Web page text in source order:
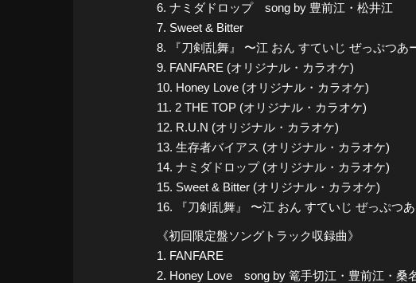
6. ナミダドロップ song by 豊前江・松井江
7. Sweet & Bitter
8. 『刀剣乱舞』 〜江 おん すていじ ぜっぷつあ
9. FANFARE (オリジナル・カラオケ)
10. Honey Love (オリジナル・カラオケ)
11. 2 THE TOP (オリジナル・カラオケ)
12. R.U.N (オリジナル・カラオケ)
13. 生存者バイアス (オリジナル・カラオケ)
14. ナミダドロップ (オリジナル・カラオケ)
15. Sweet & Bitter (オリジナル・カラオケ)
16. 『刀剣乱舞』 〜江 おん すていじ ぜっぷつ
《初回限定盤ソングトラック収録曲》
1. FANFARE
2. Honey Love song by 篭手切江・豊前江・桑